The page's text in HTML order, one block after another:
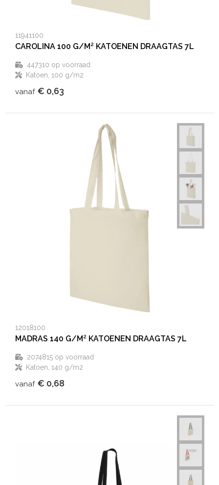
11941100
CAROLINA 100 G/M² KATOENEN DRAAGTAS 7L
447310 op voorraad
Katoen, 100 g/m2
vanaf € 0,63
12018100
MADRAS 140 G/M² KATOENEN DRAAGTAS 7L
2074815op voorraad
Katoen, 140 g/m2
vanaf € 0,68